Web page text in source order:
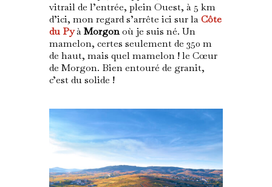
vitrail de l’entrée, plein Ouest, à 5 km
d’ici, mon regard s’arrête ici sur laCôte
du PyàMorgonoù je suis né. Un
mamelon, certes seulement de 350 m
de haut, mais quel mamelon ! le Cœur
de Morgon. Bien entouré de granit,
c’est du solide !